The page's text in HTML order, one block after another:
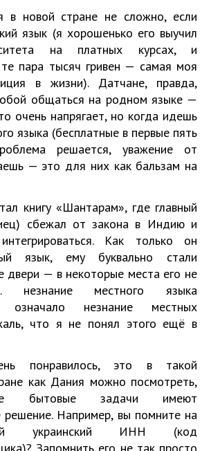
в новой стране не сложно, если
язык (я хорошенько его выучил
на платных курсах, и
те пара тысяч гривен — самая моя
в жизни). Датчане, правда,
общаться на родном языке —
очень напрягает, но когда идешь
языка (бесплатные в первые пять
решается, уважение от
— это для них как бальзам на
книгу «Шантарам», где главный
сбежал от закона в Индию и
Как только он
язык, ему буквально стали
двери — в некоторые места его не
незнание местного языка
означало незнание местных
что я не понял этого ещё в
понравилось, это в такой
как Дания можно посмотреть,
бытовые задачи имеют
решение. Например, вы помните на
украинский ИНН (код